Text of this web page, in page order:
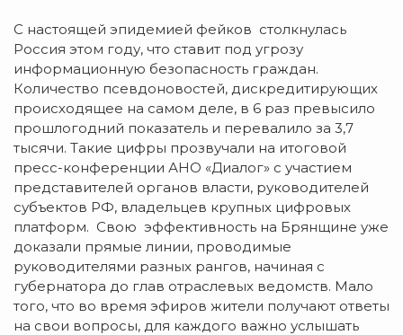
С настоящей эпидемией фейков столкнулась
Россия этом году, что ставит под угрозу
информационную безопасность граждан.
Количество псевдоновостей, дискредитирующих
происходящее на самом деле, в 6 раз превысило
прошлогодний показатель и перевалило за 3,7
тысячи. Такие цифры прозвучали на итоговой
пресс-конференции АНО «Диалог» с участием
представителей органов власти, руководителей
субъектов РФ, владельцев крупных цифровых
платформ. Свою эффективность на Брянщине уже
доказали прямые линии, проводимые
руководителями разных рангов, начиная с
губернатора до глав отраслевых ведомств. Мало
того, что во время эфиров жители получают ответы
на свои вопросы, для каждого важно услышать